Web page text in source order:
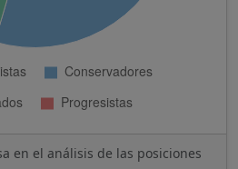
en el análisis de las posiciones